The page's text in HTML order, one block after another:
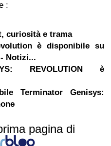
:
curiosità e trama
è disponibile su
Notizi...
REVOLUTION è
Terminator Genisys:
pagina di